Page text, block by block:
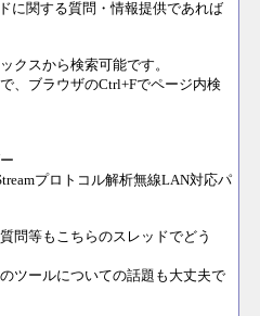
に関する質問・情報提供であれば
クスから検索可能です。
、ブラウザのCtrl+Fでページ内検
プロトコル解析無線LAN対応パ
問等もこちらのスレッドでどう
ツールについての話題も大丈夫で